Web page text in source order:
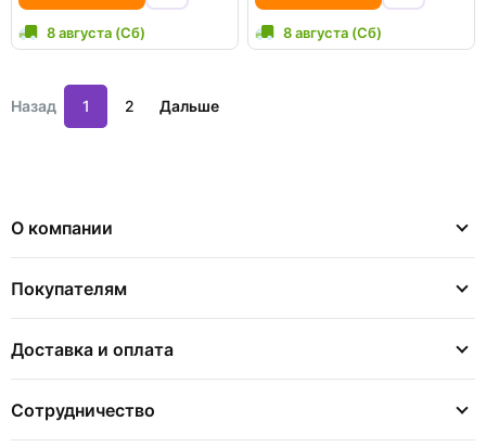
8 августа (Сб) 8 августа (Сб)
Назад 1 2 Дальше
О компании
Покупателям
Доставка и оплата
Сотрудничество